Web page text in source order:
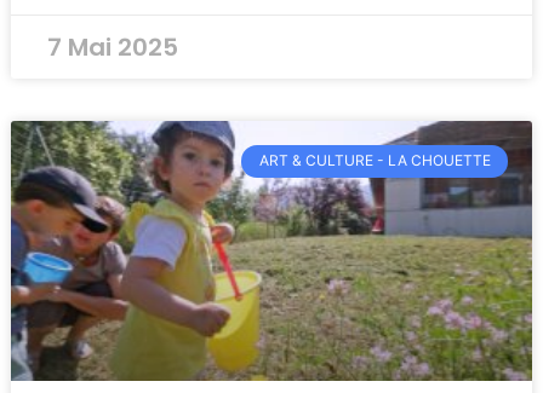
7 Mai 2025
ART & CULTURE - LA CHOUETTE